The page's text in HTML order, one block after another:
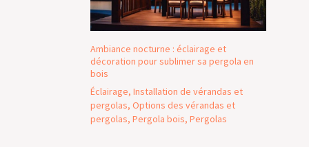
Ambiance nocturne : éclairage et
décoration pour sublimer sa pergola en
bois
Éclairage, Installation de vérandas et
pergolas, Options des vérandas et
pergolas, Pergola bois, Pergolas